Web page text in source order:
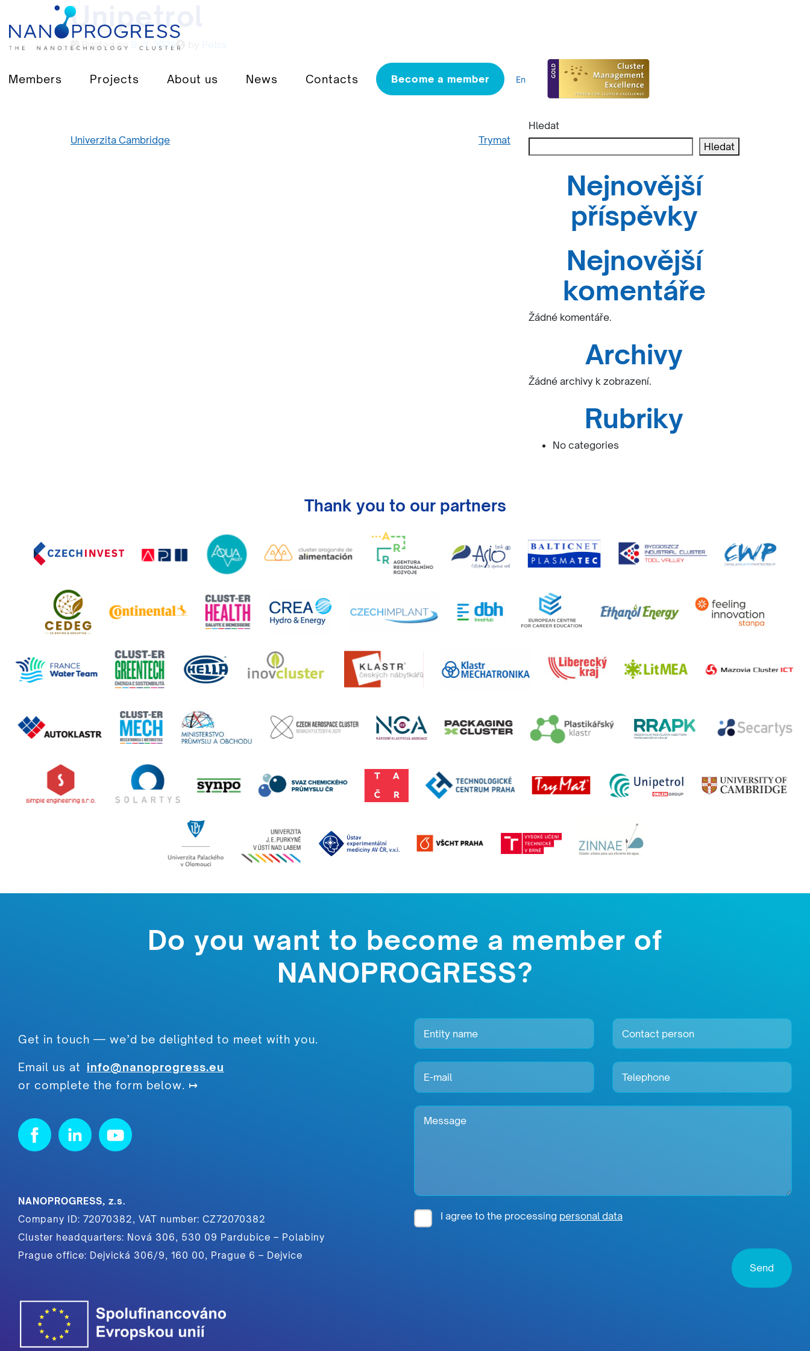
Members Projects About us News Contacts Become a member En
Unipetrol
Posted on 9. 8. 2025
Navigace
Univerzita Cambridge Trymat
Hledat
Hledat
Nejnovější
příspěvky
Nejnovější
komentáře
Žádné komentáře.
Archivy
Žádné archivy k zobrazení.
Rubriky
No categories
Thank you to our partners
Do you want to become a member of
NANOPROGRESS?
Get in touch — we’d be delighted to meet with you.
Email us at info@nanoprogress.eu
or complete the form below. ↦
NANOPROGRESS, z.s.
Company ID: 72070382, VAT number: CZ72070382
Cluster headquarters: Nová 306, 530 09 Pardubice – Polabiny
Prague office: Dejvická 306/9, 160 00, Prague 6 – Dejvice
I agree to the processing personal data